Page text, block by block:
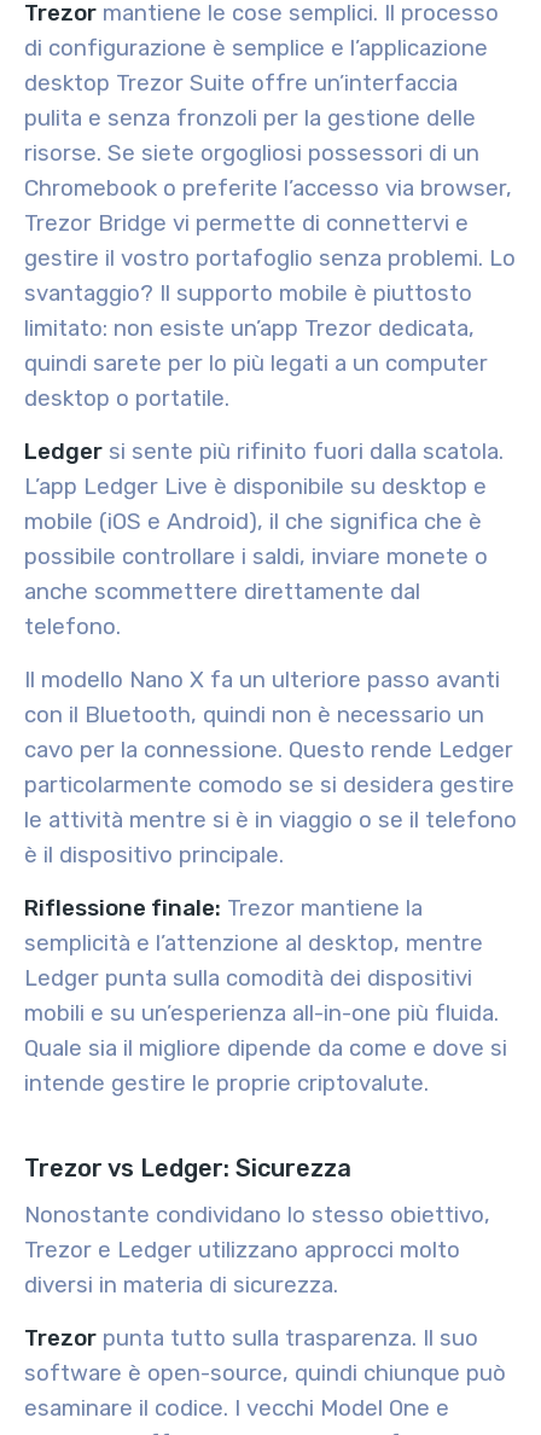
Trezor mantiene le cose semplici. Il processo
di configurazione è semplice e l’applicazione
desktop Trezor Suite offre un’interfaccia
pulita e senza fronzoli per la gestione delle
risorse. Se siete orgogliosi possessori di un
Chromebook o preferite l’accesso via browser,
Trezor Bridge vi permette di connettervi e
gestire il vostro portafoglio senza problemi. Lo
svantaggio? Il supporto mobile è piuttosto
limitato: non esiste un’app Trezor dedicata,
quindi sarete per lo più legati a un computer
desktop o portatile.
Ledger si sente più rifinito fuori dalla scatola.
L’app Ledger Live è disponibile su desktop e
mobile (iOS e Android), il che significa che è
possibile controllare i saldi, inviare monete o
anche scommettere direttamente dal
telefono.
Il modello Nano X fa un ulteriore passo avanti
con il Bluetooth, quindi non è necessario un
cavo per la connessione. Questo rende Ledger
particolarmente comodo se si desidera gestire
le attività mentre si è in viaggio o se il telefono
è il dispositivo principale.
Riflessione finale: Trezor mantiene la
semplicità e l’attenzione al desktop, mentre
Ledger punta sulla comodità dei dispositivi
mobili e su un’esperienza all-in-one più fluida.
Quale sia il migliore dipende da come e dove si
intende gestire le proprie criptovalute.
Trezor vs Ledger: Sicurezza
Nonostante condividano lo stesso obiettivo,
Trezor e Ledger utilizzano approcci molto
diversi in materia di sicurezza.
Trezor punta tutto sulla trasparenza. Il suo
software è open-source, quindi chiunque può
esaminare il codice. I vecchi Model One e